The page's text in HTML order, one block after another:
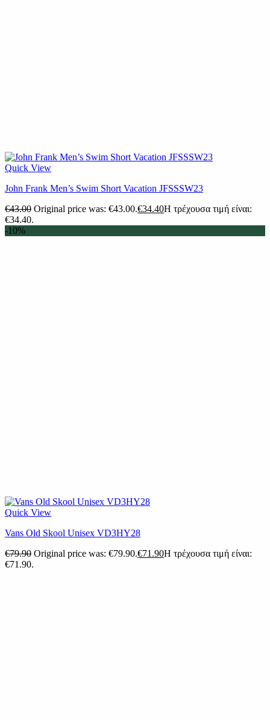
Quick View
John Frank Men’s Swim Short Vacation JFSSSW23
€43.00 Original price was: €43.00.€34.40Η τρέχουσα τιμή είναι:
€34.40.
-10%
Quick View
Vans Old Skool Unisex VD3HY28
€79.90 Original price was: €79.90.€71.90Η τρέχουσα τιμή είναι:
€71.90.